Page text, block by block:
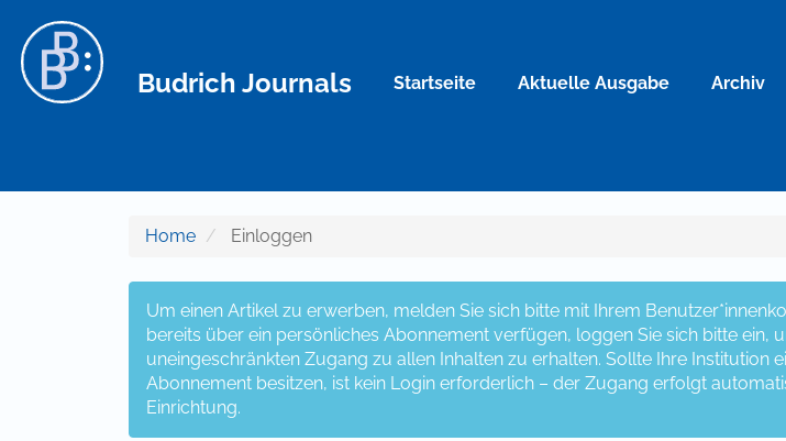
Hauptinhalt
Sidebar
Budrich Journals Startseite Aktuelle Ausgabe Archiv
Home Einloggen
Um einen Artikel zu erwerben, melden Sie sich bitte mit Ihrem
bereits über ein persönliches Abonnement verfügen, loggen Sie sich bitte ein,
uneingeschränkten Zugang zu allen Inhalten zu erhalten. Sollte Ihre Institution
Abonnement besitzen, ist kein Login erforderlich – der Zugang erfolgt
Einrichtung.